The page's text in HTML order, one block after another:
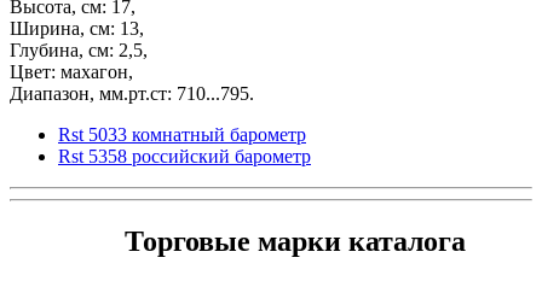
Высота, см: 17,
Ширина, см: 13,
Глубина, см: 2,5,
Цвет: махагон,
Диапазон, мм.рт.ст: 710...795.
Rst 5033 комнатный барометр
Rst 5358 российский барометр
Торговые марки каталога